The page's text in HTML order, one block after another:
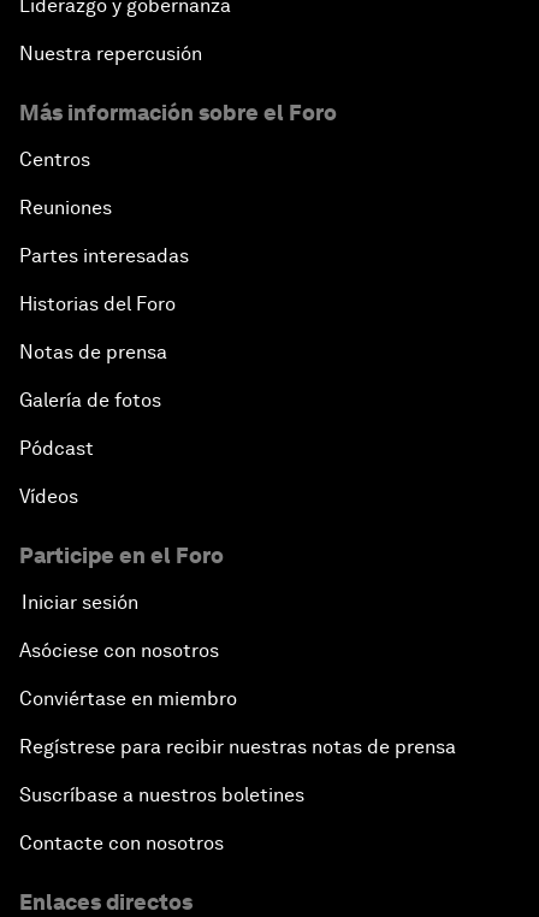
Liderazgo y gobernanza
Nuestra repercusión
Más información sobre el Foro
Centros
Reuniones
Partes interesadas
Historias del Foro
Notas de prensa
Galería de fotos
Pódcast
Vídeos
Participe en el Foro
Iniciar sesión
Asóciese con nosotros
Conviértase en miembro
Regístrese para recibir nuestras notas de prensa
Suscríbase a nuestros boletines
Contacte con nosotros
Enlaces directos